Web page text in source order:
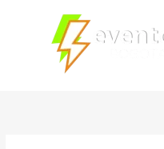
contenido